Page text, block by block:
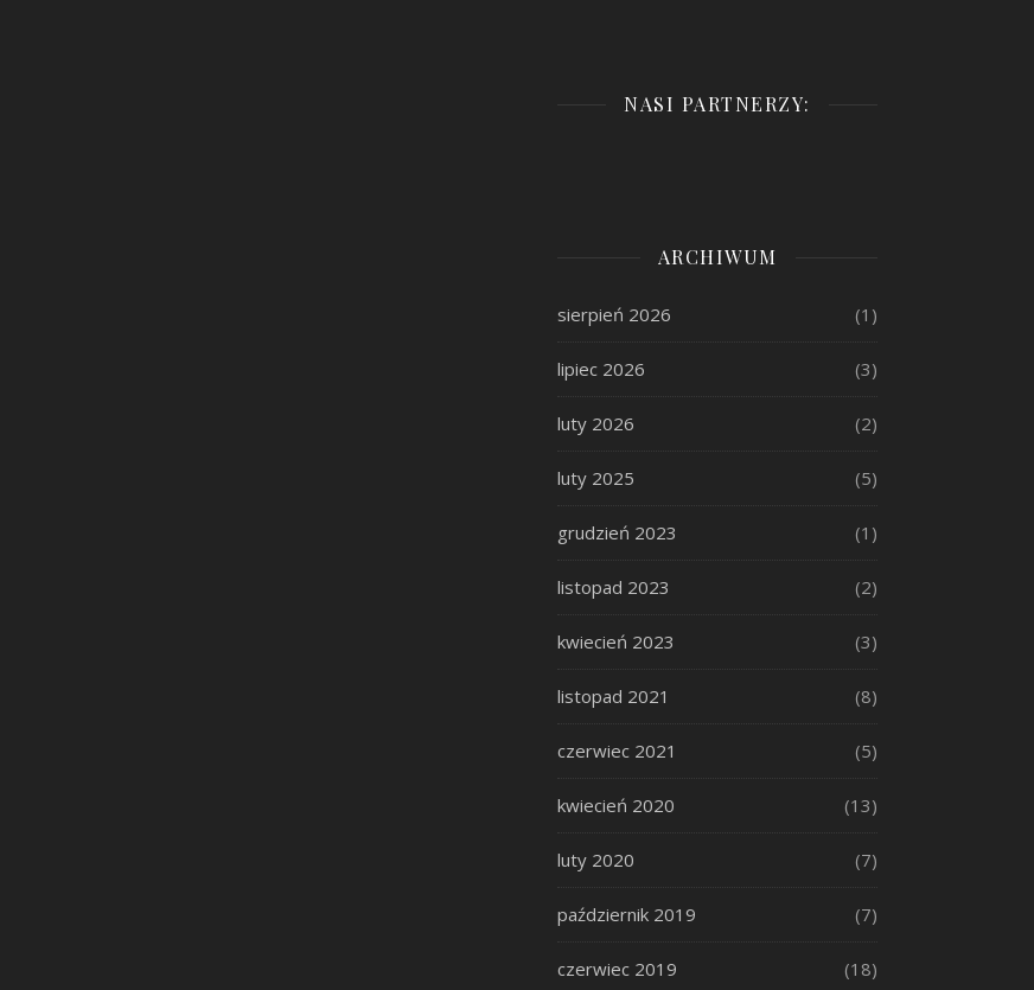
NASI PARTNERZY:
ARCHIWUM
sierpień 2026 (1)
lipiec 2026 (3)
luty 2026 (2)
luty 2025 (5)
grudzień 2023 (1)
listopad 2023 (2)
kwiecień 2023 (3)
listopad 2021 (8)
czerwiec 2021 (5)
kwiecień 2020 (13)
luty 2020 (7)
październik 2019 (7)
czerwiec 2019 (18)